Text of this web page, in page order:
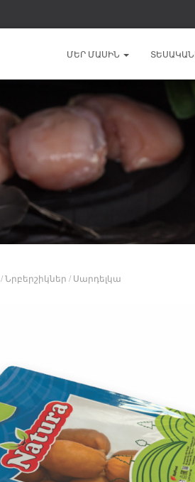
ՄԵՐ ՄԱՍԻՆ
/ Նրբերշիկներ / Սարդելկա